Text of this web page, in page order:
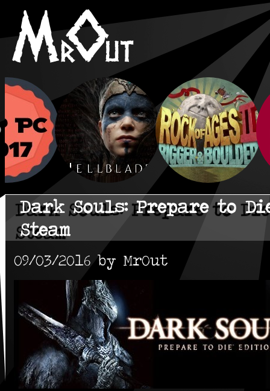
Dark Souls: Prepare to
Steam
09/03/2016 by MrOut